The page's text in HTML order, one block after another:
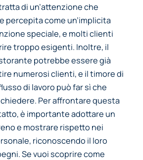
di un’attenzione che
percepita come un’implicita
speciale, e molti clienti
troppo esigenti. Inoltre, il
potrebbe essere già
numerosi clienti, e il timore di
di lavoro può far sì che
Per affrontare questa
è importante adottare un
e mostrare rispetto nei
riconoscendo il loro
Se vuoi scoprire come